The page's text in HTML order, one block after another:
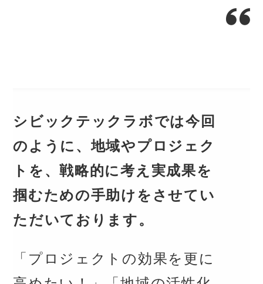
シビックテックラボでは今回
のように、地域やプロジェク
トを、戦略的に考え実成果を
掴むための手助けをさせてい
ただいております。
「プロジェクトの効果を更に